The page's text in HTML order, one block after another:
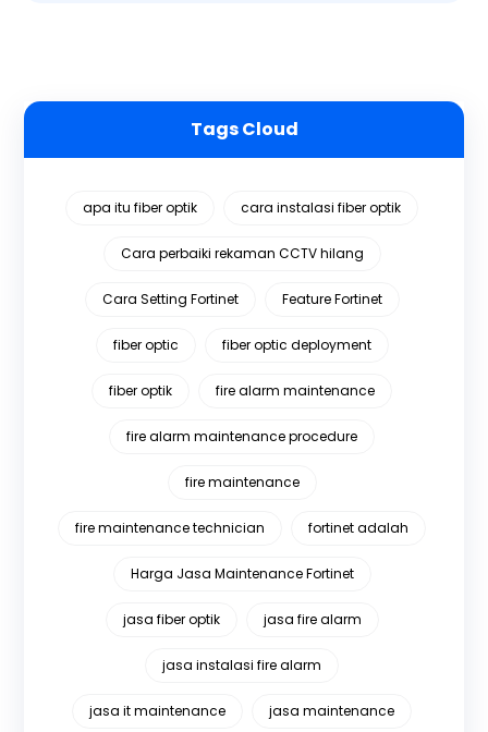
Tags Cloud
apa itu fiber optik cara instalasi fiber optik
Cara perbaiki rekaman CCTV hilang
Cara Setting Fortinet Feature Fortinet
fiber optic fiber optic deployment
fiber optik fire alarm maintenance
fire alarm maintenance procedure
fire maintenance
fire maintenance technician fortinet adalah
Harga Jasa Maintenance Fortinet
jasa fiber optik jasa fire alarm
jasa instalasi fire alarm
jasa it maintenance jasa maintenance